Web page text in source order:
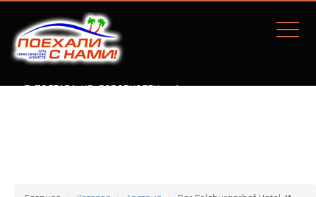
Г. ПОЛТАВА, УЛ. СОБОРНОСТИ, 77А